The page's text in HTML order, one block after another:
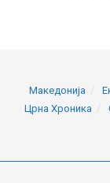
Македонија
Црна Хроника